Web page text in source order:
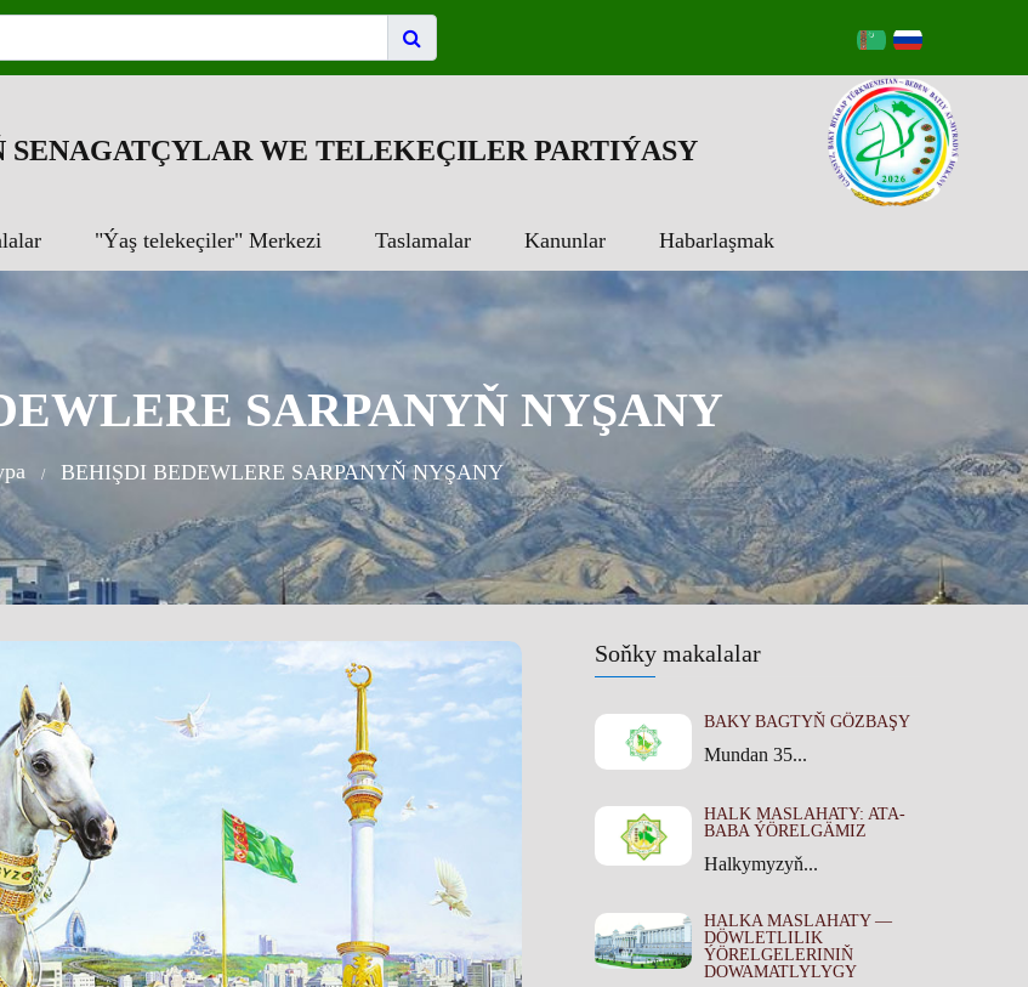
SENAGATÇYLAR WE TELEKEÇILER PARTIÝASY
"Ýaş telekeçiler" Merkezi Taslamalar Kanunlar Habarlaşmak
SARPANYŇ NYŞANY
BEHIŞDI BEDEWLERE SARPANYŇ NYŞANY
Soňky makalalar
BAKY BAGTYŇ GÖZBAŞY
Mundan 35...
HALK MASLAHATY: ATA-
BABA ÝÖRELGÄMIZ
Halkymyzyň...
HALKA MASLAHATY —
DÖWLETLILIK
ÝÖRELGELERINIŇ
DOWAMATLYLYGY